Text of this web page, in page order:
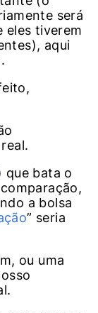
será
eles tiverem
aqui
que bata o
a bolsa
” seria
ou uma